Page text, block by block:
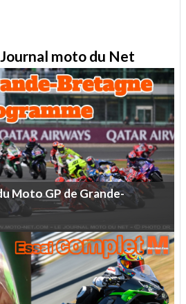
moto du Net
MotoGPdeGrande-